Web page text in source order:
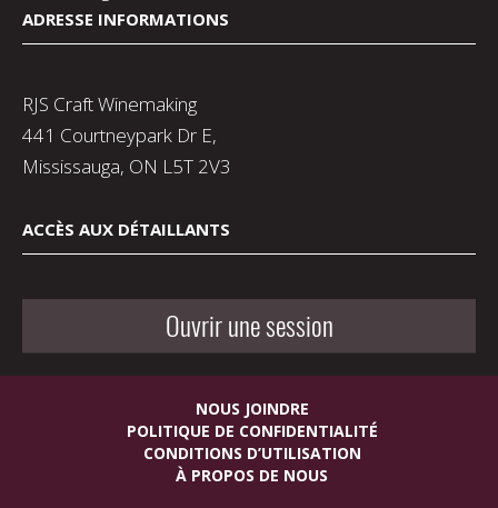
ADRESSE INFORMATIONS
RJS Craft Winemaking
441 Courtneypark Dr E,
Mississauga, ON L5T 2V3
ACCÈS AUX DÉTAILLANTS
Ouvrir une session
NOUS JOINDRE
POLITIQUE DE CONFIDENTIALITÉ
CONDITIONS D’UTILISATION
À PROPOS DE NOUS